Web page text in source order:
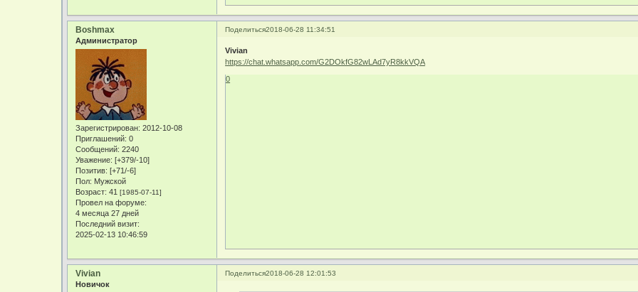
Поделиться2018-06-28 11:34:51
Boshmax
Администратор
Зарегистрирован: 2012-10-08
Приглашений: 0
Сообщений: 2240
Уважение: [+379/-10]
Позитив: [+71/-6]
Пол: Мужской
Возраст: 41[1985-07-11]
Провел на форуме:
4 месяца 27 дней
Последний визит:
2025-02-13 10:46:59
Vivian
https://chat.whatsapp.com/G2DOkfG82wLAd7yR8kkVQA
0
Поделиться2018-06-28 12:01:53
Vivian
Новичок